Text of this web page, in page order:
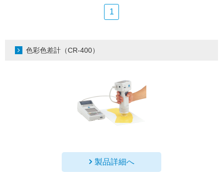
1
色彩色差計（CR-400）
製品詳細へ